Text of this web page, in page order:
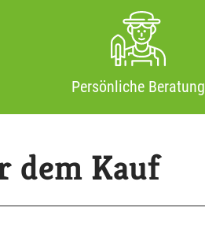
Persönliche Beratung
dem Kauf